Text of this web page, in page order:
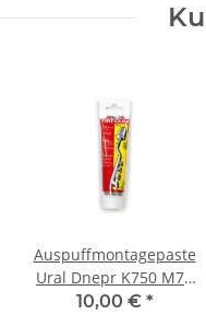
Auspuffmontagepaste
Ural Dnepr K750 M72
UAZ GAZ Wolga
10,00 € *